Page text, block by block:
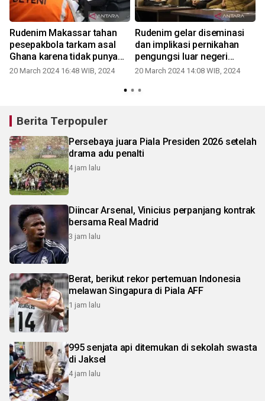
Rudenim Makassar tahan
pesepakbola tarkam asal
Ghana karena tidak punya
izin
20 March 2024 16:48 WIB, 2024
Rudenim gelar diseminasi
dan implikasi pernikahan
pengungsi luar negeri
dengan WNI
20 March 2024 14:08 WIB, 2024
Berita Terpopuler
Persebaya juara Piala Presiden 2026 setelah
drama adu penalti
4 jam lalu
Diincar Arsenal, Vinicius perpanjang kontrak
bersama Real Madrid
3 jam lalu
Berat, berikut rekor pertemuan Indonesia
melawan Singapura di Piala AFF
1 jam lalu
995 senjata api ditemukan di sekolah swasta
di Jaksel
4 jam lalu